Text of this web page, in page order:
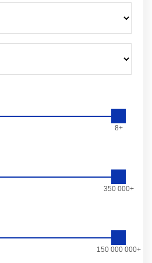
8+
350 000+
150 000 000+